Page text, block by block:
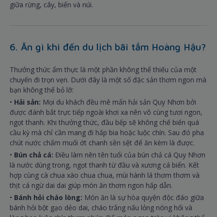
giữa rừng, cây, biển và núi.
6. Ăn gì khi đến du lịch bãi tắm Hoàng Hậu?
Thưởng thức ẩm thực là một phần không thể thiếu của một
chuyến đi trọn vẹn. Dưới đây là một số đặc sản thơm ngon mà
bạn không thể bỏ lỡ:
• Hải sản: Mọi du khách đều mê mẩn hải sản Quy Nhơn bởi
được đánh bắt trực tiếp ngoài khơi xa nên vô cùng tươi ngon,
ngọt thanh. Khi thưởng thức, đầu bếp sẽ không chế biến quá
cầu kỳ mà chỉ cần mang đi hấp bia hoặc luộc chín. Sau đó pha
chút nước chấm muối ớt chanh sền sệt để ăn kèm là được.
• Bún chả cá: Điều làm nên tên tuổi của bún chả cá Quy Nhơn
là nước dùng trong, ngọt thanh từ đầu và xương cá biển. Kết
hợp cùng cà chua xào chua chua, mùi hành lá thơm thơm và
thịt cá ngừ dai dai giúp món ăn thơm ngon hấp dẫn.
• Bánh hỏi cháo lòng: Món ăn là sự hòa quyện độc đáo giữa
bánh hỏi bột gạo dẻo dai, cháo trắng nấu lỏng nóng hổi và